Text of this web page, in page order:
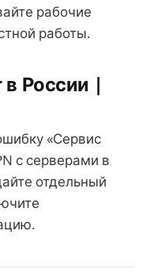
рабочие
работы.
в России |
«Сервис
с серверами в
отдельный